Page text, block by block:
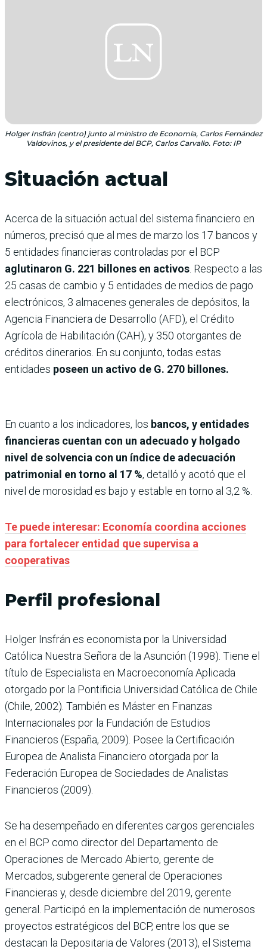
Holger Insfrán (centro) junto al ministro de Economía, Carlos Fernández
Valdovinos, y el presidente del BCP, Carlos Carvallo. Foto: IP
Situación actual
Acerca de la situación actual del sistema financiero en
números, precisó que al mes de marzo los 17 bancos y
5 entidades financieras controladas por el BCP
aglutinaron G. 221 billones en activos. Respecto a las
25 casas de cambio y 5 entidades de medios de pago
electrónicos, 3 almacenes generales de depósitos, la
Agencia Financiera de Desarrollo (AFD), el Crédito
Agrícola de Habilitación (CAH), y 350 otorgantes de
créditos dinerarios. En su conjunto, todas estas
entidades poseen un activo de G. 270 billones.
En cuanto a los indicadores, los bancos, y entidades
financieras cuentan con un adecuado y holgado
nivel de solvencia con un índice de adecuación
patrimonial en torno al 17 %, detalló y acotó que el
nivel de morosidad es bajo y estable en torno al 3,2 %.
Te puede interesar: Economía coordina acciones
para fortalecer entidad que supervisa a
cooperativas
Perfil profesional
Holger Insfrán es economista por la Universidad
Católica Nuestra Señora de la Asunción (1998). Tiene el
título de Especialista en Macroeconomía Aplicada
otorgado por la Pontificia Universidad Católica de Chile
(Chile, 2002). También es Máster en Finanzas
Internacionales por la Fundación de Estudios
Financieros (España, 2009). Posee la Certificación
Europea de Analista Financiero otorgada por la
Federación Europea de Sociedades de Analistas
Financieros (2009).
Se ha desempeñado en diferentes cargos gerenciales
en el BCP como director del Departamento de
Operaciones de Mercado Abierto, gerente de
Mercados, subgerente general de Operaciones
Financieras y, desde diciembre del 2019, gerente
general. Participó en la implementación de numerosos
proyectos estratégicos del BCP, entre los que se
destacan la Depositaria de Valores (2013), el Sistema